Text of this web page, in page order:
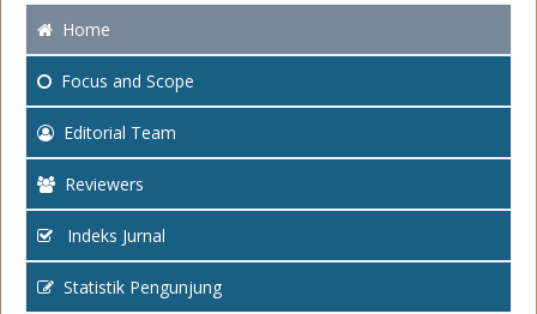
Home
Focus and Scope
Editorial Team
Reviewers
Indeks Jurnal
Statistik Pengunjung